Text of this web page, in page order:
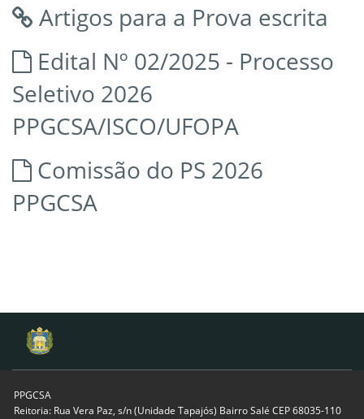
Artigos para a Prova escrita
Edital Nº 02/2025 - Processo
Seletivo 2026
PPGCSA/ISCO/UFOPA
Comissão do PS 2026
PPGCSA
PPGCSA
Reitoria: Rua Vera Paz, s/n (Unidade Tapajós) Bairro Salé CEP 68035-110